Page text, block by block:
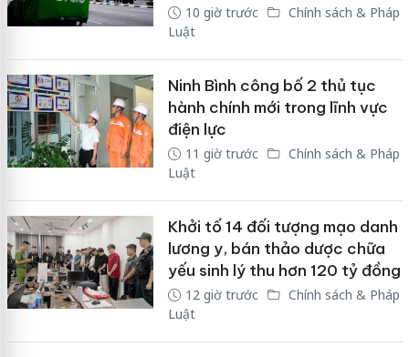
10 giờ trước
Chính sách & Pháp
Luật
Ninh Bình công bố 2 thủ tục
hành chính mới trong lĩnh vực
điện lực
11 giờ trước
Chính sách & Pháp
Luật
Khởi tố 14 đối tượng mạo danh
lương y, bán thảo dược chữa
yếu sinh lý thu hơn 120 tỷ đồng
12 giờ trước
Chính sách & Pháp
Luật